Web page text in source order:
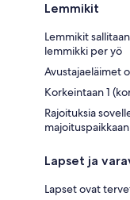
Lemmikit
Lemmikit
lemmikki per yö
Avustajaeläimet
Korkeintaan 1
Rajoituksia
Lapset ja
Lapset ovat